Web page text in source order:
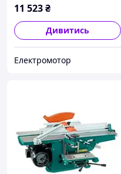
11 523₴
Дивитись
Електромотор